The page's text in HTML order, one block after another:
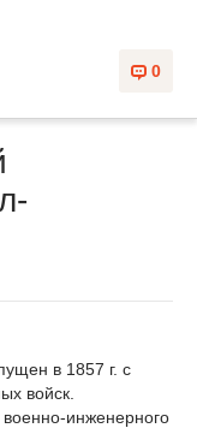
0
в 1857 г. с
войск.
военно-инженерного